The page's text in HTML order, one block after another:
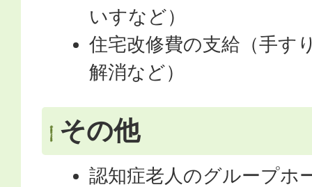
いすなど）
住宅改修費の支給（手す
解消など）
その他
認知症老人のグループホ